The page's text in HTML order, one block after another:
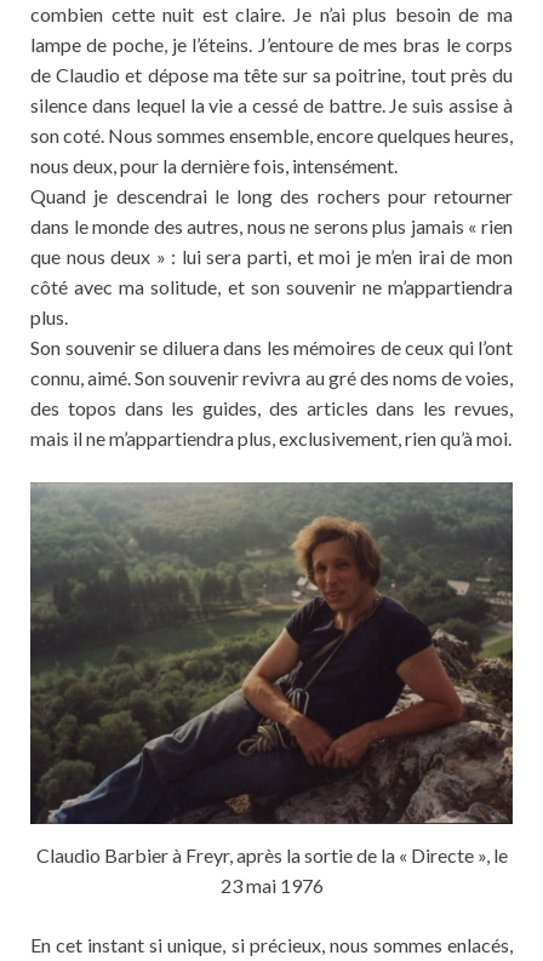
combien cette nuit est claire. Je n’ai plus besoin de ma
lampe de poche, je l’éteins. J’entoure de mes bras le corps
de Claudio et dépose ma tête sur sa poitrine, tout près du
silence dans lequel la vie a cessé de battre. Je suis assise à
son coté. Nous sommes ensemble, encore quelques heures,
nous deux, pour la dernière fois, intensément.
Quand je descendrai le long des rochers pour retourner
dans le monde des autres, nous ne serons plus jamais « rien
que nous deux » : lui sera parti, et moi je m’en irai de mon
côté avec ma solitude, et son souvenir ne m’appartiendra
plus.
Son souvenir se diluera dans les mémoires de ceux qui l’ont
connu, aimé. Son souvenir revivra au gré des noms de voies,
des topos dans les guides, des articles dans les revues,
mais il ne m’appartiendra plus, exclusivement, rien qu’à moi.
Claudio Barbier à Freyr, après la sortie de la « Directe », le
23 mai 1976
En cet instant si unique, si précieux, nous sommes enlacés,